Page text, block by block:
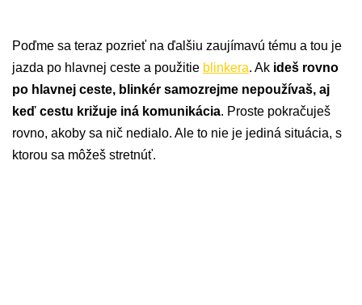
Poďme sa teraz pozrieť na ďalšiu zaujímavú tému a tou je
jazda po hlavnej ceste a použitie blinkera. Ak ideš rovno
po hlavnej ceste, blinkér samozrejme nepoužívaš, aj
keď cestu križuje iná komunikácia. Proste pokračuješ
rovno, akoby sa nič nedialo. Ale to nie je jediná situácia, s
ktorou sa môžeš stretnúť.